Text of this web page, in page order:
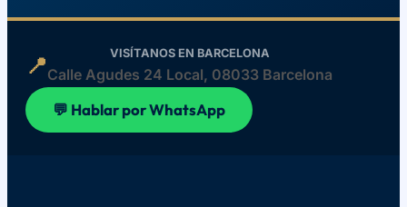
📍 VISÍTANOS EN BARCELONA
Calle Agudes 24 Local, 08033 Barcelona
💬 Hablar por WhatsApp